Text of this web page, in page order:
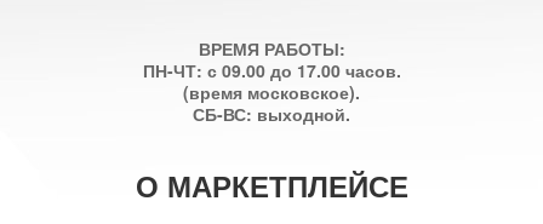
ВРЕМЯ РАБОТЫ:
ПН-ЧТ: с 09.00 до 17.00 часов.
(время московское).
СБ-ВС: выходной.
О МАРКЕТПЛЕЙСЕ